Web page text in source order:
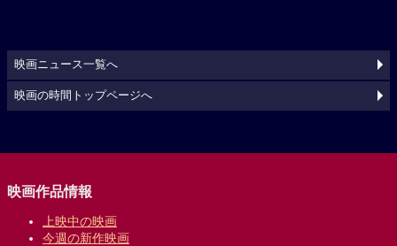
映画ニュース一覧へ
映画の時間トップページへ
映画作品情報
上映中の映画
今週の新作映画